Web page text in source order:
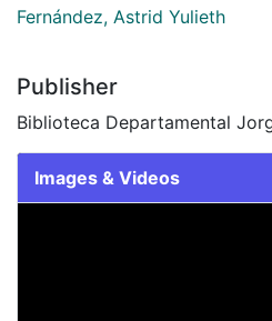
Fernández, Astrid Yulieth
Publisher
Biblioteca Departamental
Images & Videos